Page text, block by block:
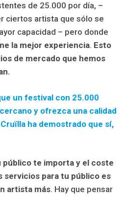
de 25.000 por día, –
ciertos artista que sólo se
capacidad – pero donde
la mejor experiencia. Esto
de mercado que hemos
un festival con 25.000
y ofrezca una calidad
ha demostrado que sí,
público te importa y el coste
servicios para tu público es
artista más. Hay que pensar